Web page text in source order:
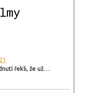
řekli, že už…